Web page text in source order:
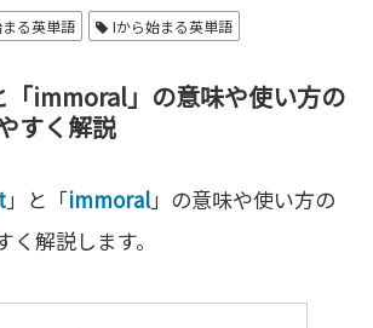
る英単語 Iから始まる英単語
「immoral」の意味や使い方の
すく解説
」と「immoral」の意味や使い方の
解説します。